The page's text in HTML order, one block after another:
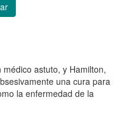
astuto, y Hamilton,
una cura para
la enfermedad de la